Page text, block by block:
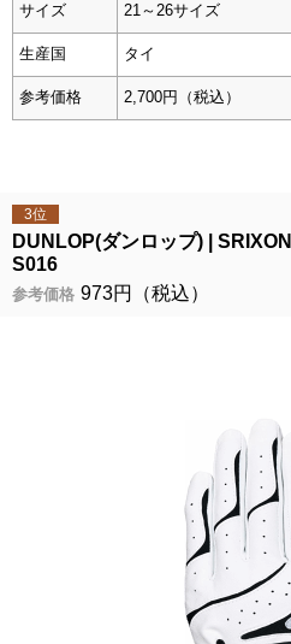
サイズ 21～26サイズ
生産国 タイ
参考価格 2,700円（税込）
3位
DUNLOP(ダンロップ)
S016
参考価格 973円（税込）